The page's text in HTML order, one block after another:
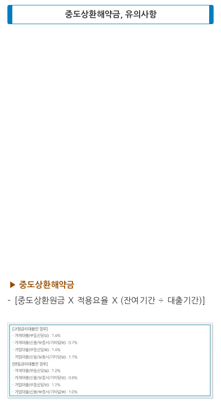
중도상환해약금, 유의사항
▶ 중도상환해약금
– [중도상환원금 X 적용요율 X (잔여기간 ÷ 대출기간)]